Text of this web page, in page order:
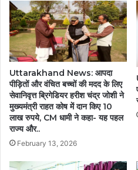
Uttarakhand News: आपदा
पीड़ितों और वंचित बच्चों की मदद के लिए
सेवानिवृत्त ब्रिगेडियर हरीश चंद्र जोशी ने
मुख्यमंत्री राहत कोष में दान किए 10
लाख रुपये, CM धामी ने कहा- यह पहल
राज्य और..
February 13, 2026